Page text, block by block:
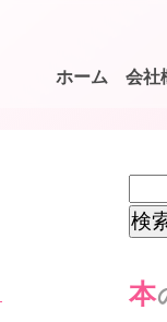
ホーム 会社
索:
本